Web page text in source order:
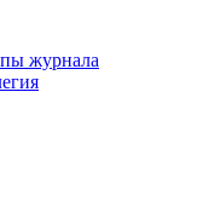
журнала